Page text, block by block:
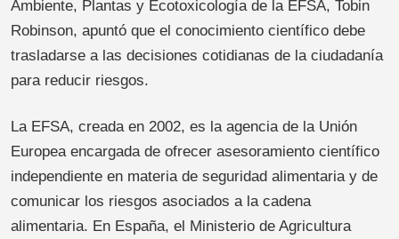
Ambiente, Plantas y Ecotoxicología de la EFSA, Tobin
Robinson, apuntó que el conocimiento científico debe
trasladarse a las decisiones cotidianas de la ciudadanía
para reducir riesgos.
La EFSA, creada en 2002, es la agencia de la Unión
Europea encargada de ofrecer asesoramiento científico
independiente en materia de seguridad alimentaria y de
comunicar los riesgos asociados a la cadena
alimentaria. En España, el Ministerio de Agricultura